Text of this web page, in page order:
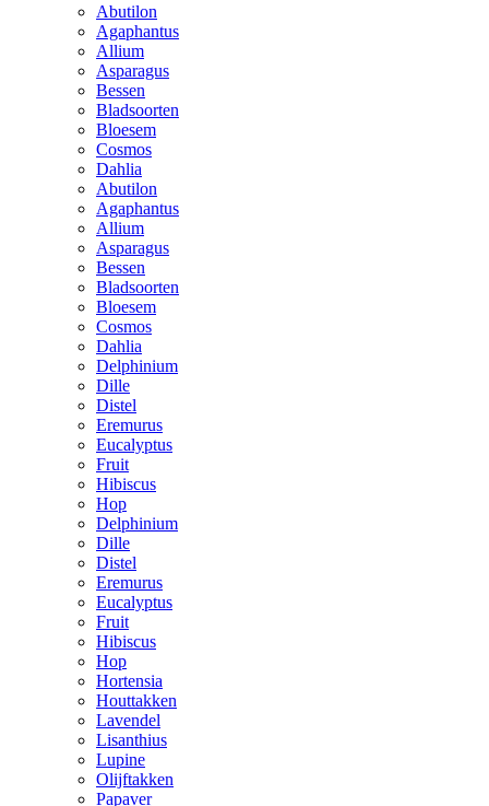
Abutilon
Agaphantus
Allium
Asparagus
Bessen
Bladsoorten
Bloesem
Cosmos
Dahlia
Abutilon
Agaphantus
Allium
Asparagus
Bessen
Bladsoorten
Bloesem
Cosmos
Dahlia
Delphinium
Dille
Distel
Eremurus
Eucalyptus
Fruit
Hibiscus
Hop
Delphinium
Dille
Distel
Eremurus
Eucalyptus
Fruit
Hibiscus
Hop
Hortensia
Houttakken
Lavendel
Lisanthius
Lupine
Olijftakken
Papaver